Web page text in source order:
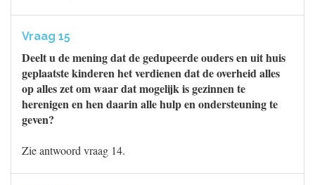
Vraag 15
Deelt u de mening dat de gedupeerde ouders en uit huis
geplaatste kinderen het verdienen dat de overheid alles
op alles zet om waar dat mogelijk is gezinnen te
herenigen en hen daarin alle hulp en ondersteuning te
geven?
Zie antwoord vraag 14.